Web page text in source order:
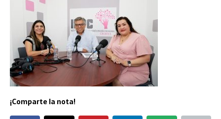
¡Comparte la nota!